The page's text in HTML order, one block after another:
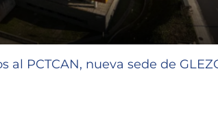
al PCTCAN, nueva sede de